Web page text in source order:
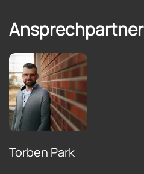
Ansprechpartner
Torben Park